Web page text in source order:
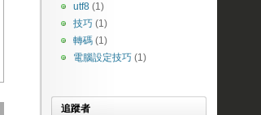
utf8 (1)
技巧 (1)
轉碼 (1)
電腦設定技巧 (1)
追蹤者